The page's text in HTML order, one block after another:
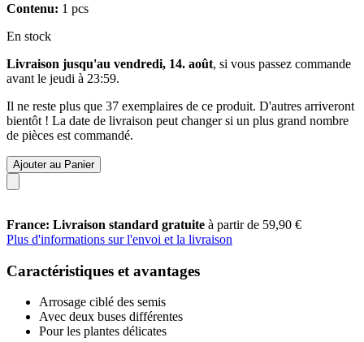
Contenu: 1 pcs
En stock
Livraison jusqu'au vendredi, 14. août, si vous passez commande
avant le jeudi à 23:59.
Il ne reste plus que 37 exemplaires de ce produit. D'autres arriveront
bientôt ! La date de livraison peut changer si un plus grand nombre
de pièces est commandé.
Ajouter au Panier
France: Livraison standard gratuite à partir de 59,90 €
Plus d'informations sur l'envoi et la livraison
Caractéristiques et avantages
Arrosage ciblé des semis
Avec deux buses différentes
Pour les plantes délicates